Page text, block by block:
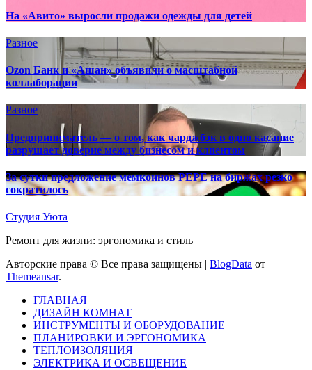
На «Авито» выросли продажи одежды для детей
Разное
Ozon Банк и «Ашан» объявили о масштабной
коллаборации
Разное
Предприниматель — о том, как чарджбэк в одно касание
разрушает доверие между бизнесом и клиентом
За сутки предложение мемкоинов PEPE на биржах резко
сократилось
Студия Уюта
Ремонт для жизни: эргономика и стиль
Авторские права © Все права защищены | BlogData от
Themeansar.
ГЛАВНАЯ
ДИЗАЙН КОМНАТ
ИНСТРУМЕНТЫ И ОБОРУДОВАНИЕ
ПЛАНИРОВКИ И ЭРГОНОМИКА
ТЕПЛОИЗОЛЯЦИЯ
ЭЛЕКТРИКА И ОСВЕЩЕНИЕ